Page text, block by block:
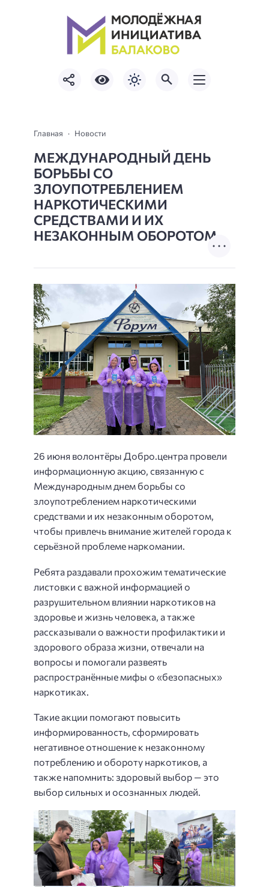
Главная Новости
МЕЖДУНАРОДНЫЙ ДЕНЬ
БОРЬБЫ СО
ЗЛОУПОТРЕБЛЕНИЕМ
НАРКОТИЧЕСКИМИ
СРЕДСТВАМИ И ИХ
НЕЗАКОННЫМ ОБОРОТОМ
26 июня волонтёры Добро.центра провели
информационную акцию, связанную с
Международным днем борьбы со
злоупотреблением наркотическими
средствами и их незаконным оборотом,
чтобы привлечь внимание жителей города к
серьёзной проблеме наркомании.
Ребята раздавали прохожим тематические
листовки с важной информацией о
разрушительном влиянии наркотиков на
здоровье и жизнь человека, а также
рассказывали о важности профилактики и
здорового образа жизни, отвечали на
вопросы и помогали развеять
распространённые мифы о «безопасных»
наркотиках.
Такие акции помогают повысить
информированность, сформировать
негативное отношение к незаконному
потреблению и обороту наркотиков, а
также напомнить: здоровый выбор — это
выбор сильных и осознанных людей.